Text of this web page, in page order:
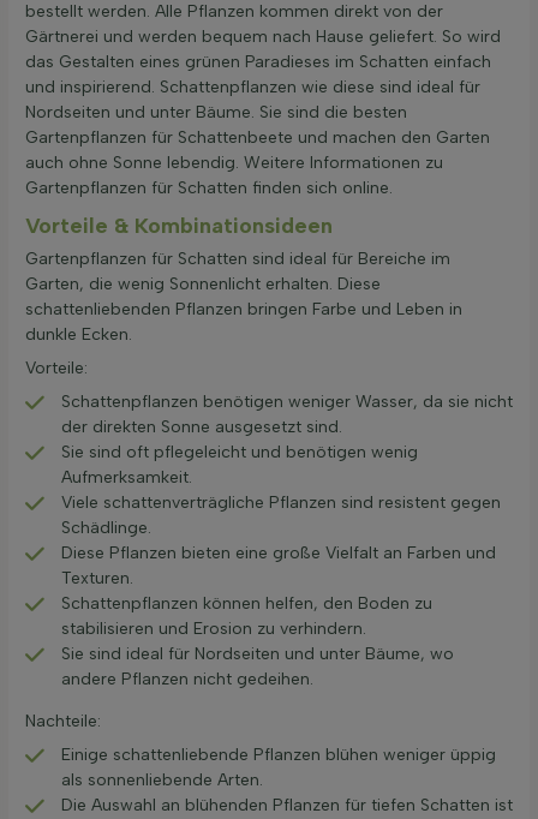
bestellt werden. Alle Pflanzen kommen direkt von der
Gärtnerei und werden bequem nach Hause geliefert. So wird
das Gestalten eines grünen Paradieses im Schatten einfach
und inspirierend. Schattenpflanzen wie diese sind ideal für
Nordseiten und unter Bäume. Sie sind die besten
Gartenpflanzen für Schattenbeete und machen den Garten
auch ohne Sonne lebendig. Weitere Informationen zu
Gartenpflanzen für Schatten finden sich online.
Vorteile & Kombinationsideen
Gartenpflanzen für Schatten sind ideal für Bereiche im
Garten, die wenig Sonnenlicht erhalten. Diese
schattenliebenden Pflanzen bringen Farbe und Leben in
dunkle Ecken.
Vorteile:
Schattenpflanzen benötigen weniger Wasser, da sie nicht
der direkten Sonne ausgesetzt sind.
Sie sind oft pflegeleicht und benötigen wenig
Aufmerksamkeit.
Viele schattenverträgliche Pflanzen sind resistent gegen
Schädlinge.
Diese Pflanzen bieten eine große Vielfalt an Farben und
Texturen.
Schattenpflanzen können helfen, den Boden zu
stabilisieren und Erosion zu verhindern.
Sie sind ideal für Nordseiten und unter Bäume, wo
andere Pflanzen nicht gedeihen.
Nachteile:
Einige schattenliebende Pflanzen blühen weniger üppig
als sonnenliebende Arten.
Die Auswahl an blühenden Pflanzen für tiefen Schatten ist